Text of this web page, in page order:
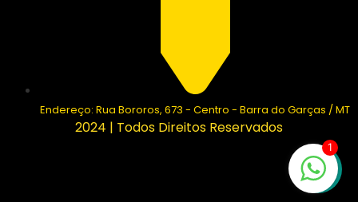
Endereço: Rua Bororos, 673 - Centro - Barra do Garças / MT
2024 | Todos Direitos Reservados
1